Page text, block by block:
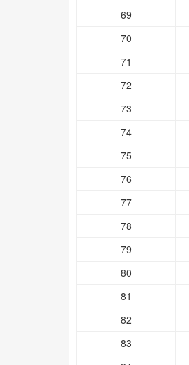
69
70
71
72
73
74
75
76
77
78
79
80
81
82
83